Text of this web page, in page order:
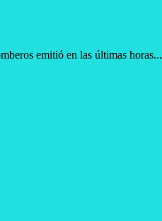
emitió en las últimas horas...